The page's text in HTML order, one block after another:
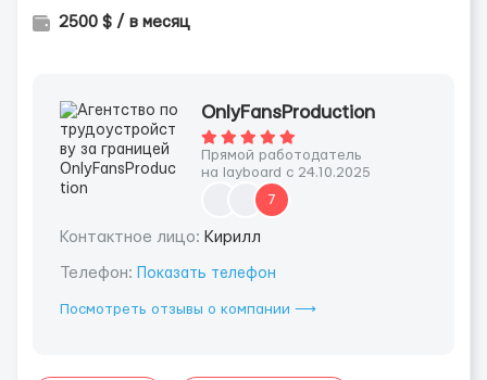
2500 $ / в месяц
OnlyFansProduction
Прямой работодатель
на layboard с 24.10.2025
7
Контактное лицо: Кирилл
Телефон: Показать телефон
Посмотреть отзывы о компании ⟶